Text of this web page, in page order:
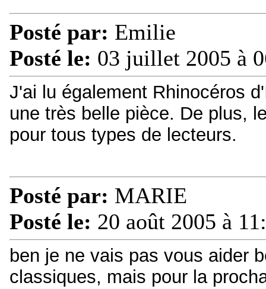
Posté par: Emilie
Posté le: 03 juillet 2005 à
J'ai lu également Rhinocéros
une très belle pièce. De plus,
pour tous types de lecteurs.
Posté par: MARIE
Posté le: 20 août 2005 à
ben je ne vais pas vous aider
classiques, mais pour la